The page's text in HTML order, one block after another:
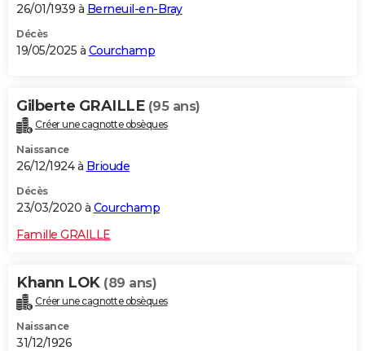
GUIDES D'ACHAT
BONS PLANS
Carte de Noël
Carte Bonne année
Carte Saint-Valentin
Carte Pâques
Carte d'anniversaire
DICTIONNAIRE
PROGRAMME TV
COPAINS D'AVANT
S'inscrire
Se connecter
Lycées
Collèges
Primaires
Universités
Entreprises
Service militaire
Avis de recherche
AVIS DE DÉCÈS
FORUM
26/01/1939 à Berneuil-en-Bray
Décès
19/05/2025 à Courchamp
Gilberte GRAILLE (95 ans)
Créer une cagnotte obsèques
Naissance
26/12/1924 à Brioude
Décès
23/03/2020 à Courchamp
Famille GRAILLE
Khann LOK (89 ans)
Créer une cagnotte obsèques
Naissance
31/12/1926